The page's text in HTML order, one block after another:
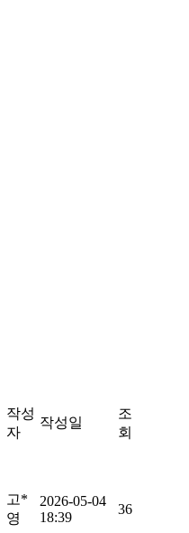
작성
자
작성일
조
회
고*
영
2026-05-04
18:39
36